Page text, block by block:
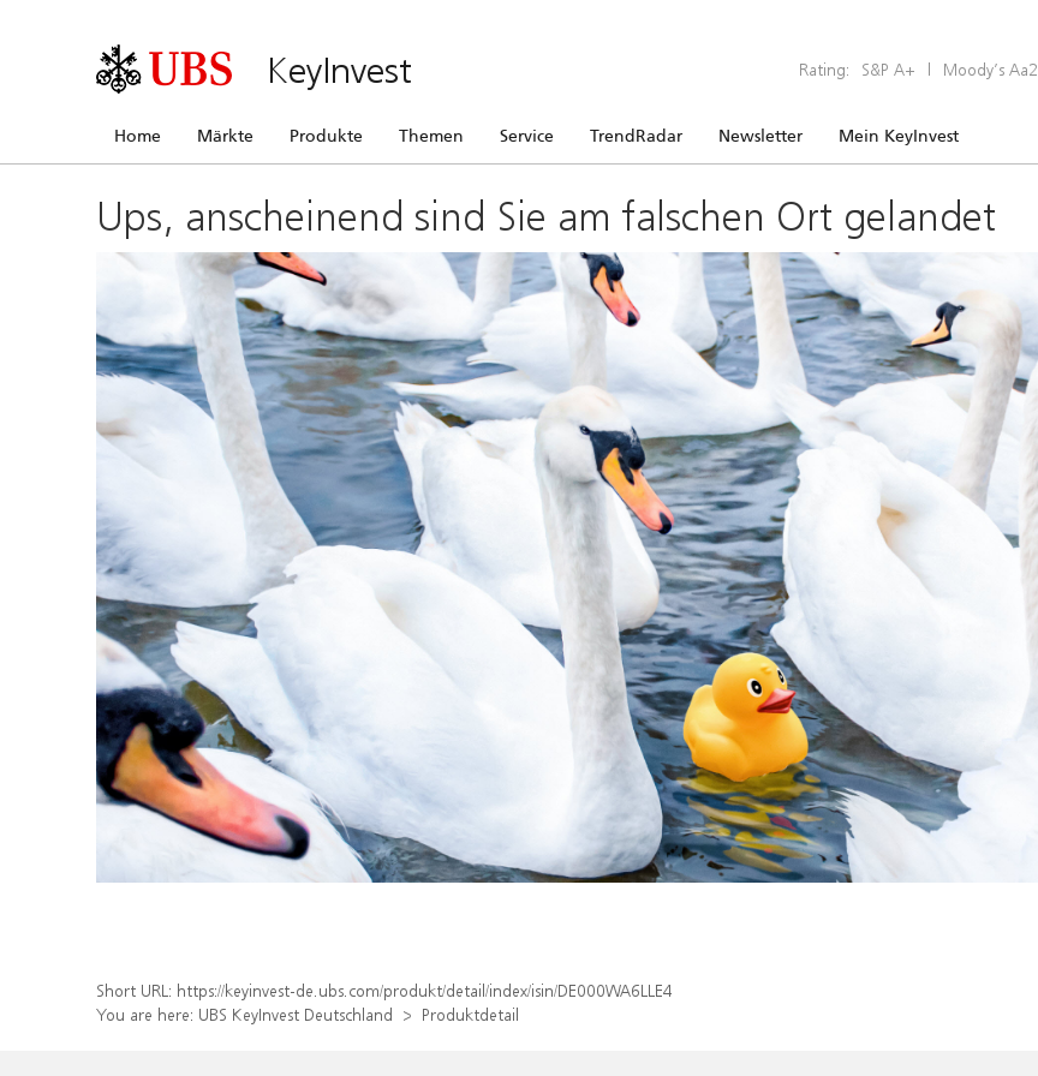
KeyInvest Rating: S&P A+ | Moody’s Aa2
Home Märkte Produkte Themen Service TrendRadar Newsletter Mein KeyInvest
Ups, anscheinend sind Sie am falschen Ort gelandet
Short URL: https://keyinvest-de.ubs.com/produkt/detail/index/isin/DE000WA6LLE4
You are here: UBS KeyInvest Deutschland Produktdetail